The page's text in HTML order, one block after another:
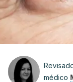
médico